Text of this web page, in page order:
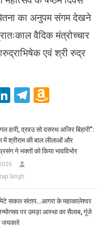
का अनुपम संगम देखने
वैदिक मंत्रोच्चार
एवं श्री रुद्र
LinkedIn
Telegram
List
हारी, द्रवउ सो दसरथ अजिर बिहारी”:
में श्रीराम की बाल लीलाओं और
ने भक्तों को किया भावविभोर
Singh
सकल संताप…आगरा के महाकालेश्वर
पर उमड़ा आस्था का सैलाब, गूंजे
जयकारे